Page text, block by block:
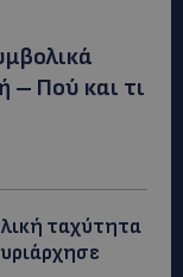
Πού και τι
ταχύτητα